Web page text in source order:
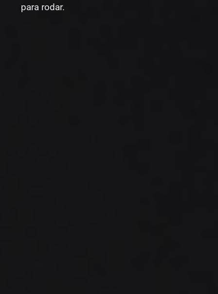
para rodar.